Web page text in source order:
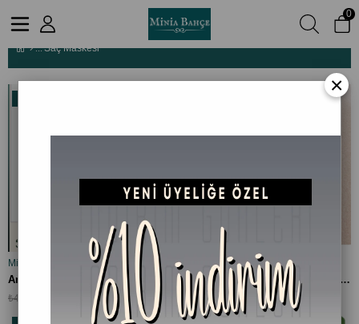
0
Saç Maskesi
Saç Maskesi
SEPETE EKLE
Minia Bahçe Bitki ve Sanat Atölyesi
₺359,90
₺419,90
SEPETE EKLE
Minia Bahçe Bitki ve Sanat Atölyesi
Saç Maskesi, 150ml . %100 Saf ve Doğal
₺399,90
₺619,90
×